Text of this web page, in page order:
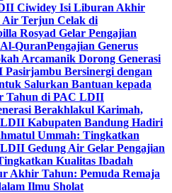
Ciwidey Isi Liburan Akhir
Air Terjun Celak di
Rosyad Gelar Pengajian
QuranPengajian Generus
Arcamanik Dorong Generasi
Bersinergi dengan
Salurkan Bantuan kepada
Tahun di PAC LDII
Berakhlakul Karimah,
Kabupaten Bandung Hadiri
Ummah: Tingkatkan
Gedung Air Gelar Pengajian
Kualitas Ibadah
Akhir Tahun: Pemuda Remaja
Ilmu Sholat